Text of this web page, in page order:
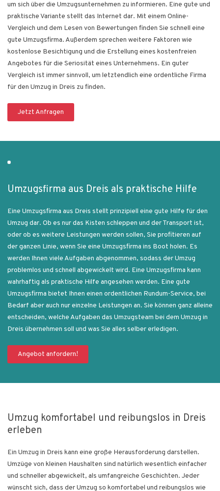
um sich über die Umzugsunternehmen zu informieren. Eine gute und
praktische Variante stellt das Internet dar. Mit einem Online-
Vergleich und dem Lesen von Bewertungen finden Sie schnell eine
gute Umzugsfirma. Außerdem sprechen weitere Faktoren wie
kostenlose Besichtigung und die Erstellung eines kostenfreien
Angebotes für die Seriosität eines Unternehmens. Ein guter
Vergleich ist immer sinnvoll, um letztendlich eine ordentliche Firma
für den Umzug in Dreis zu finden.
Jetzt Anfragen
Umzugsfirma aus Dreis als praktische Hilfe
Eine Umzugsfirma aus Dreis stellt prinzipiell eine gute Hilfe für den
Umzug dar. Ob es nur das Kisten schleppen und der Transport ist,
oder ob es weitere Leistungen werden sollen, Sie profitieren auf
der ganzen Linie, wenn Sie eine Umzugsfirma ins Boot holen. Es
werden Ihnen viele Aufgaben abgenommen, sodass der Umzug
problemlos und schnell abgewickelt wird. Eine Umzugsfirma kann
wahrhaftig als praktische Hilfe angesehen werden. Eine gute
Umzugsfirma bietet Ihnen einen ordentlichen Rundum-Service, bei
Bedarf aber auch nur einzelne Leistungen an. Sie können ganz alleine
entscheiden, welche Aufgaben das Umzugsteam bei dem Umzug in
Dreis übernehmen soll und was Sie alles selber erledigen.
Angebot anfordern!
Umzug komfortabel und reibungslos in Dreis
erleben
Ein Umzug in Dreis kann eine große Herausforderung darstellen.
Umzüge von kleinen Haushalten sind natürlich wesentlich einfacher
und schneller abgewickelt, als umfangreiche Geschichten. Jeder
wünscht sich, dass der Umzug so komfortabel und reibungslos wie